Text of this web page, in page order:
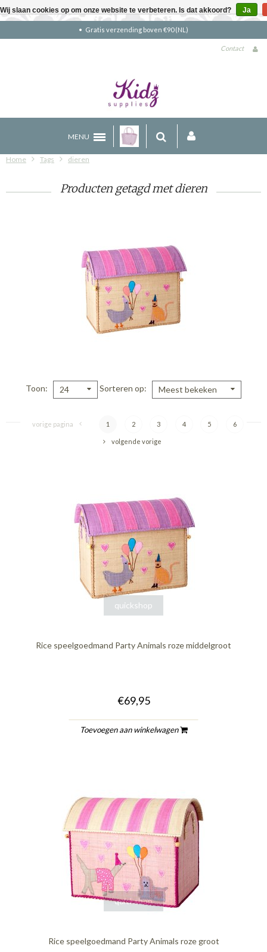
Gratis verzending boven €90 (NL)
Contact
MENU
Home Tags dieren
Producten getagd met dieren
Toon 24 Sorteren op Meest bekeken
vorige pagina 1 2 3 4 5 6
volgende vorige
quickshop
Rice speelgoedmand Party Animals roze middelgroot
€69,95
Toevoegen aan winkelwagen
quickshop
Rice speelgoedmand Party Animals roze groot
Wij slaan cookies op om onze website te verbeteren. Is dat akkoord? Ja